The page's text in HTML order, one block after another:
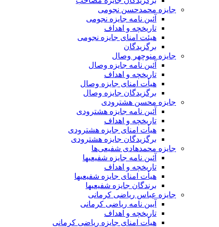
جایزه محمدحسن نجومی
آئین نامه جایزه نجومی
تاریخچه و اهداف
هیئت امنای جایزه نجومی
برگزیدگان
جایزه منوچهر وصال
آئین نامه جایزه وصال
تاریخچه و اهداف
هیأت امنای جایزه وصال
برگزیدگان جایزه وصال
جایزه محسن هشترودی
آئین نامه جایزه هشترودی
تاریخچه و اهداف
هیأت امنای جایزه هشترودی
برگزیدگان جایزه هشترودی
جایزه محمدهادی شفیعی‌ها
آئین نامه جایزه شفیعیها
تاریخچه و اهداف
هیأت امنای جایزه شفیعیها
برندگان جایزه شفیعیها
جایزه عباس ریاضی کرمانی
آیین نامه ریاضی کرمانی
تاریخچه و اهداف
هیأت امنای جایزه ریاضی کرمانی